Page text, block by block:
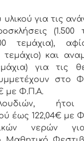
για τις
(1.500
τεμάχια),
και
για τις
στο
με Φ.Π.Α.
έως 122,04€ με
νερών